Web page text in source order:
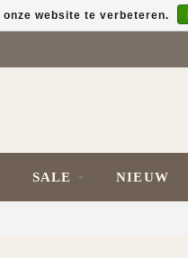
SALE NIEUW
website te verbeteren.